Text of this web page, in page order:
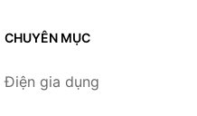
CHUYÊN MỤC
Điện gia dụng